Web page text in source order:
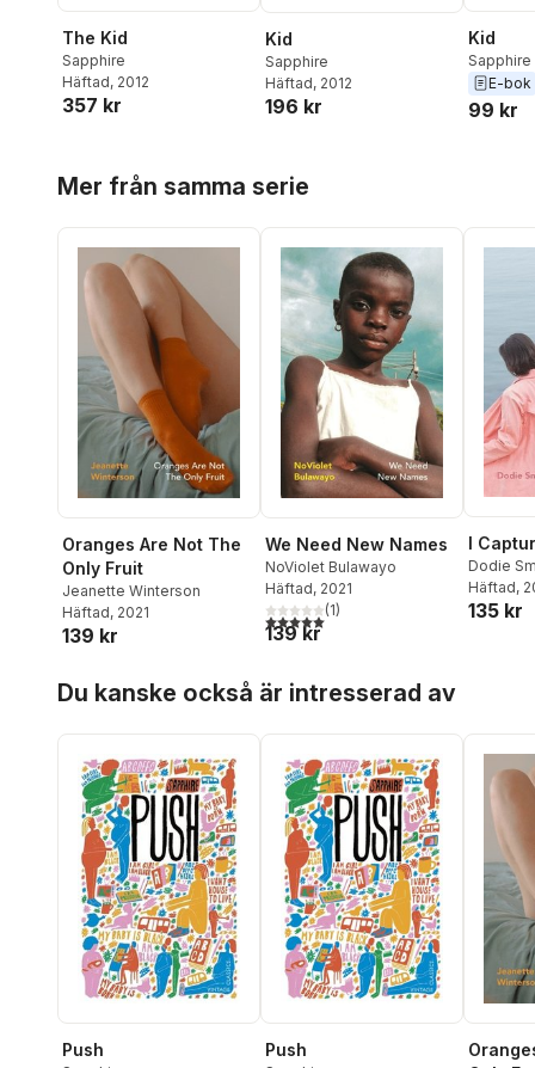
The Kid
Sapphire
Häftad, 2012
357 kr
Kid
Sapphire
Häftad, 2012
196 kr
Kid
Sapphire
E-bok
99 kr
Mer från samma serie
Oranges Are Not The
Only Fruit
Jeanette Winterson
Häftad, 2021
139 kr
We Need New Names
NoViolet Bulawayo
Häftad, 2021
5,0utav 5 stjärnor. Totalt antal röster:
(1)
139 kr
I
Dodie
Häftad,
135 kr
Du kanske också är intresserad av
Push Push